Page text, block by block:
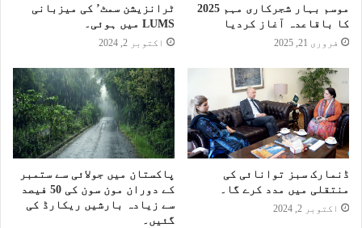
موسم بہار شجرکاری مہم 2025
کا باقاعدہ آغاز کردیا
فروری 21, 2025
ٹرانزیشن سمٹ’ کی میزبانی
LUMS میں ہوئی۔
اکتوبر 2, 2024
ڈنمارک سبز توانائی کی
منتقلی میں مدد کرے گا۔
اکتوبر 2, 2024
پاکستان میں جولائی سے ستمبر
کے دوران مون سون کی 50 فیصد
سے زیادہ بارشیں ریکارڈ کی
گئیں۔